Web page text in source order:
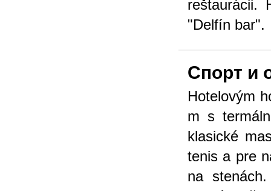
reštaurácii.
"Delfín bar".
Спорт и
Hotelovým
m s
klasické
tenis a pre
na